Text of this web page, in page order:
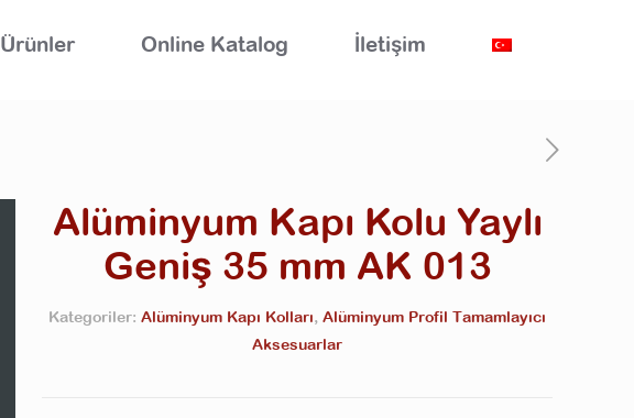
Ürünler Online Katalog İletişim
Alüminyum Kapı Kolu Yaylı
Geniş 35 mm AK 013
Kategoriler: Alüminyum Kapı Kolları, Alüminyum Profil Tamamlayıcı
Aksesuarlar